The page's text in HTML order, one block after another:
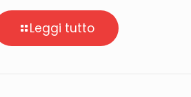
Leggi tutto